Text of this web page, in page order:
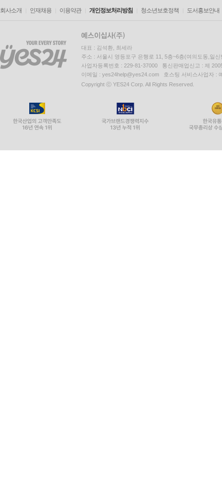
회사소개 인재채용 이용약관 개인정보처리방침 청소년보호정책 도서홍보안내
대표 : 김석환, 최세라
주소 : 서울시 영등포구 은행로 11, 5층~6층(여의도동,일신
사업자등록번호 : 229-81-37000 통신판매업신고 : 제
이메일 : yes24help@yes24.com 호스팅 서비스사업자 :
Copyright ⓒ YES24 Corp. All Rights Reserved.